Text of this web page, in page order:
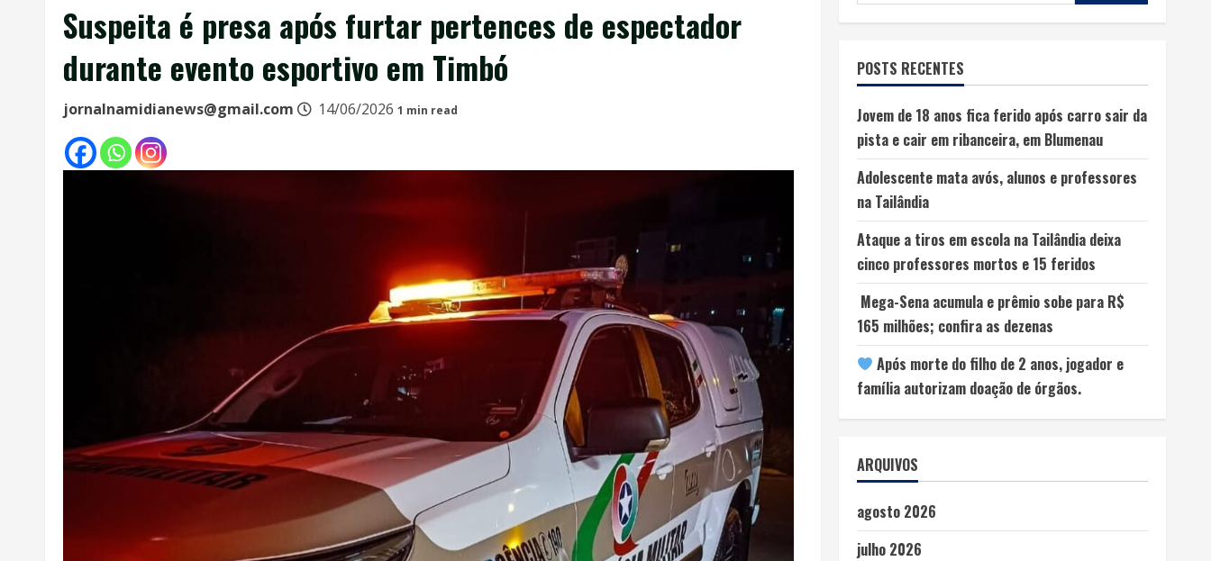
Suspeita é presa após furtar pertences de espectador
durante evento esportivo em Timbó
jornalnamidianews@gmail.com 14/06/2026 1 min read
POSTS RECENTES
Jovem de 18 anos fica ferido após carro sair da
pista e cair em ribanceira, em Blumenau
Adolescente mata avós, alunos e professores
na Tailândia
Ataque a tiros em escola na Tailândia deixa
cinco professores mortos e 15 feridos
Mega-Sena acumula e prêmio sobe para R$
165 milhões; confira as dezenas
Após morte do filho de 2 anos, jogador e
família autorizam doação de órgãos.
ARQUIVOS
agosto 2026
julho 2026